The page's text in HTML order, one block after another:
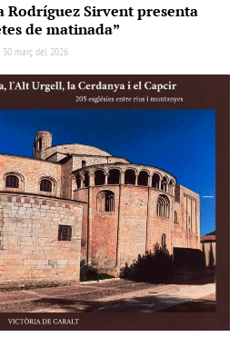
Rodríguez Sirvent presenta
de matinada”
30 març del 2026